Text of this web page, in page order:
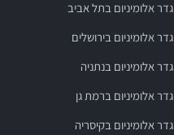
גדר אלומיניום בתל אביב
גדר אלומיניום בירושלים
גדר אלומיניום בנתניה
גדר אלומיניום ברמת גן
גדר אלומיניום בקיסריה